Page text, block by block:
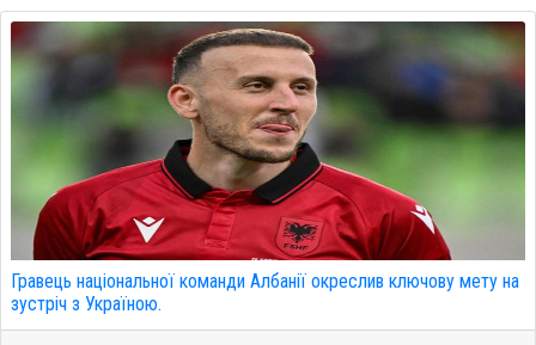
Гравець національної команди Албанії окреслив ключову мету на
зустріч з Україною.